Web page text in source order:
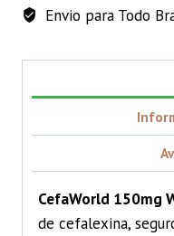
Envio para Todo
CefaWorld 150mg
de cefalexina,